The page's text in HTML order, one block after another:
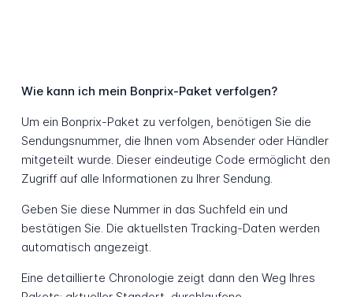
Wie kann ich mein Bonprix-Paket verfolgen?
Um ein Bonprix-Paket zu verfolgen, benötigen Sie die
Sendungsnummer, die Ihnen vom Absender oder Händler
mitgeteilt wurde. Dieser eindeutige Code ermöglicht den
Zugriff auf alle Informationen zu Ihrer Sendung.
Geben Sie diese Nummer in das Suchfeld ein und
bestätigen Sie. Die aktuellsten Tracking-Daten werden
automatisch angezeigt.
Eine detaillierte Chronologie zeigt dann den Weg Ihres